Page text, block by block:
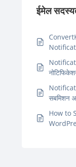
ईमेल
सबमिशन
How to